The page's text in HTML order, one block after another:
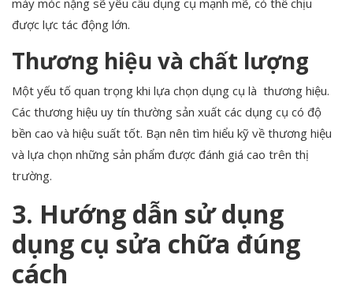
máy móc nặng sẽ yêu cầu dụng cụ mạnh mẽ, có thể chịu
được lực tác động lớn.
Thương hiệu và chất lượng
Một yếu tố quan trọng khi lựa chọn dụng cụ là thương hiệu.
Các thương hiệu uy tín thường sản xuất các dụng cụ có độ
bền cao và hiệu suất tốt. Bạn nên tìm hiểu kỹ về thương hiệu
và lựa chọn những sản phẩm được đánh giá cao trên thị
trường.
3. Hướng dẫn sử dụng
dụng cụ sửa chữa đúng
cách